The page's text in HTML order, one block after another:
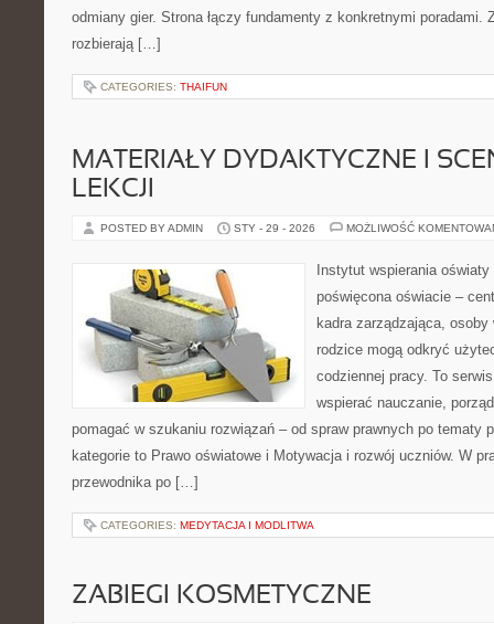
odmiany gier. Strona łączy fundamenty z konkretnymi poradami.
rozbierają […]
CATEGORIES: THAIFUN
MATERIAŁY DYDAKTYCZNE I
LEKCJI
POSTED BY ADMIN STY - 29 - 2026 MOŻLIWOŚĆ
Instytut wspierania
poświęcona oświacie –
kadra zarządzająca,
rodzice mogą odkryć
codziennej pracy. To
wspierać nauczanie,
pomagać w szukaniu rozwiązań – od spraw prawnych po tematy
kategorie to Prawo oświatowe i Motywacja i rozwój uczniów. W
przewodnika po […]
CATEGORIES: MEDYTACJA I MODLITWA
ZABIEGI KOSMETYCZNE